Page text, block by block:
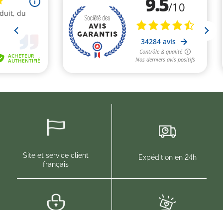
Site et service client
français
Expédition en 24h